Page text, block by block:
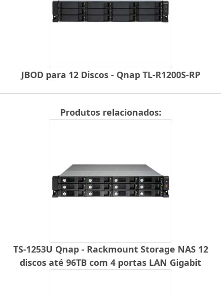
JBOD para 12 Discos - Qnap TL-R1200S-RP
Produtos relacionados:
TS-1253U Qnap - Rackmount Storage NAS 12
discos até 96TB com 4 portas LAN Gigabit